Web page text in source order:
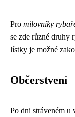
Pro milovníky
se zde různé druhy
lístky je možné
Občerstvení
Po dni stráveném u